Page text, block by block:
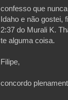
confesso que
Idaho e não
2:37 do Murali K.
te alguma coisa.
Filipe,
concordo